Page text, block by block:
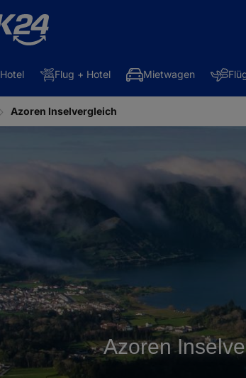
Hotel Flug + Hotel Mietwagen
Azoren Inselvergleich
Azoren